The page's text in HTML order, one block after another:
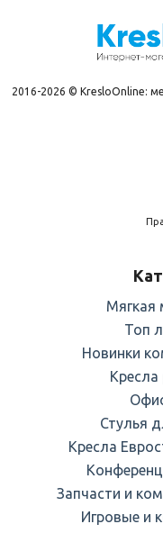
2016-2026 © KresloOnline:
Мягкая
Топ
Новинки
Кресла
Стулья
Кресла
Запчасти и
Игровые и